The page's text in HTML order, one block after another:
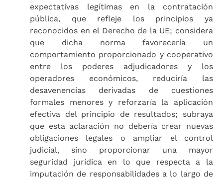
expectativas legítimas en la contratación
pública, que refleje los principios ya
reconocidos en el Derecho de la UE; considera
que dicha norma favorecería un
comportamiento proporcionado y cooperativo
entre los poderes adjudicadores y los
operadores económicos, reduciría las
desavenencias derivadas de cuestiones
formales menores y reforzaría la aplicación
efectiva del principio de resultados; subraya
que esta aclaración no debería crear nuevas
obligaciones legales o ampliar el control
judicial, sino proporcionar una mayor
seguridad jurídica en lo que respecta a la
imputación de responsabilidades a lo largo de